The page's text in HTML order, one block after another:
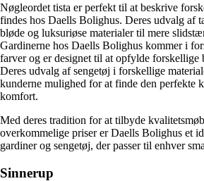
Nøgleordet tista er perfekt til at beskrive
findes hos Daells Bolighus. Deres udvalg af
bløde og luksuriøse materialer til mere
Gardinerne hos Daells Bolighus kommer i
farver og er designet til at opfylde forskellige
Deres udvalg af sengetøj i forskellige
kunderne mulighed for at finde den perfekte
komfort.
Med deres tradition for at tilbyde
overkommelige priser er Daells Bolighus et
gardiner og sengetøj, der passer til enhver
Sinnerup